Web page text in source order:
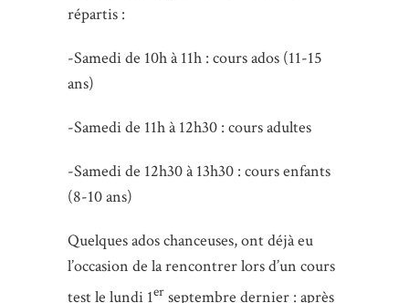
répartis :
-Samedi de 10h à 11h : cours ados (11-15
ans)
-Samedi de 11h à 12h30 : cours adultes
-Samedi de 12h30 à 13h30 : cours enfants
(8-10 ans)
Quelques ados chanceuses, ont déjà eu
l’occasion de la rencontrer lors d’un cours
test le lundi 1er septembre dernier : après